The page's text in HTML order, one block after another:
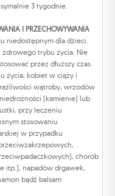
3 tygodnie.
I PRZECHOWYWANIA
niedostępnym dla dzieci.
trybu życia. Nie
przez dłuższy czas.
życia, kobiet w ciąży i
wątroby, wrzodów
(kamienie) lub
przy leczeniu
stosowaniu
w przypadku
chorób
itp.), napadów drgawek,
bądź balsam